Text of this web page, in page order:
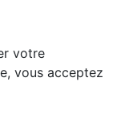
votre
vous acceptez